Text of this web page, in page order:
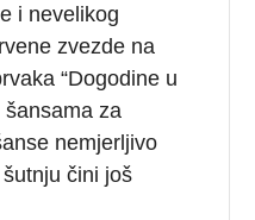
i nevelikog
zvezde na
“Dogodine u
šansama za
nemjerljivo
čini još